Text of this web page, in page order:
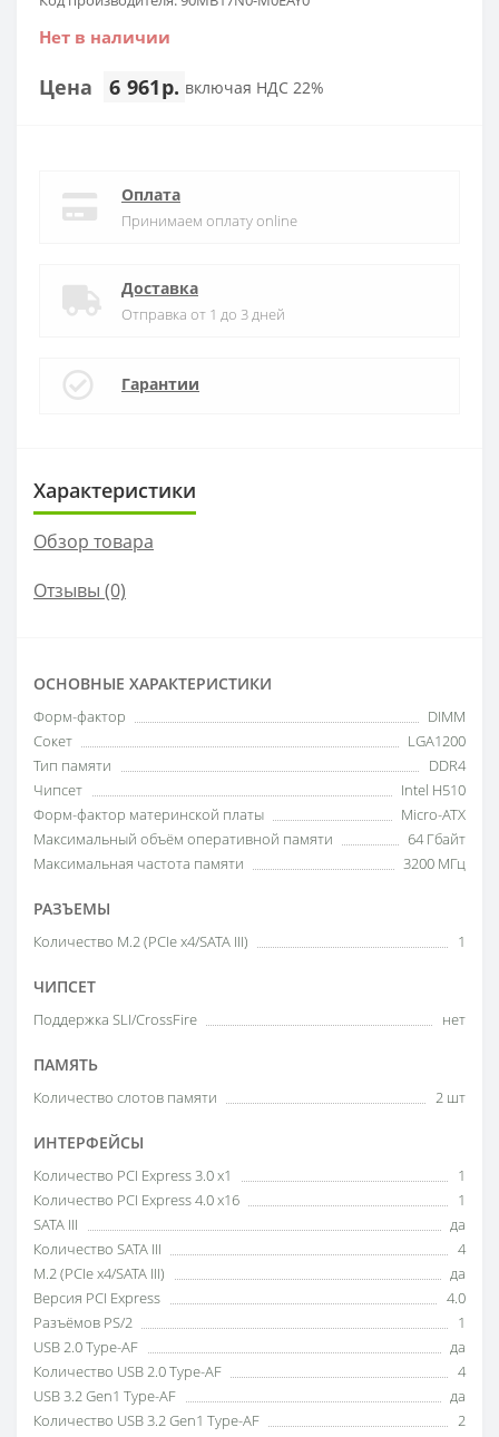
Нет в наличии
Цена 6 961р. включая НДС 22%
Оплата
Принимаем оплату online
Доставка
Отправка от 1 до 3 дней
Гарантии
Характеристики
Обзор товара
Отзывы (0)
ОСНОВНЫЕ ХАРАКТЕРИСТИКИ
Форм-фактор
DIMM
Сокет
LGA1200
Тип памяти
DDR4
Чипсет
Intel H510
Форм-фактор материнской платы
Micro-ATX
Максимальный объём оперативной памяти
64 Гбайт
Максимальная частота памяти
3200 МГц
РАЗЪЕМЫ
Количество M.2 (PCIe x4/SATA III) 1
ЧИПСЕТ
Поддержка SLI/CrossFire нет
ПАМЯТЬ
Количество слотов памяти 2 шт
ИНТЕРФЕЙСЫ
Количество PCI Express 3.0 x1
1
Количество PCI Express 4.0 x16
1
SATA III
да
Количество SATA III
4
M.2 (PCIe x4/SATA III)
да
Версия PCI Express
4.0
Разъёмов PS/2
1
USB 2.0 Type-AF
да
Количество USB 2.0 Type-AF
4
USB 3.2 Gen1 Type-AF
да
Количество USB 3.2 Gen1 Type-AF
2